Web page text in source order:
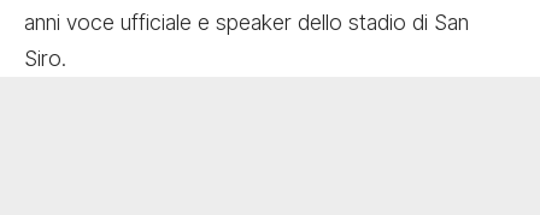
anni voce ufficiale e speaker dello stadio di San
Siro.